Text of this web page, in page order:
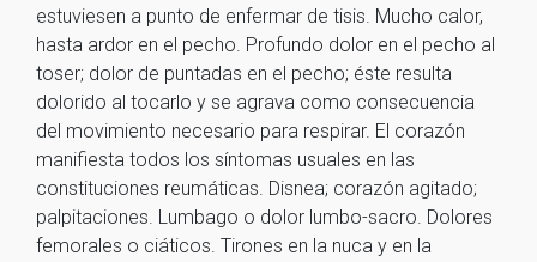
estuviesen a punto de enfermar de tisis. Mucho calor,
hasta ardor en el pecho. Profundo dolor en el pecho al
toser; dolor de puntadas en el pecho; éste resulta
dolorido al tocarlo y se agrava como consecuencia
del movimiento necesario para respirar. El corazón
manifiesta todos los síntomas usuales en las
constituciones reumáticas. Disnea; corazón agitado;
palpitaciones. Lumbago o dolor lumbo-sacro. Dolores
femorales o ciáticos. Tirones en la nuca y en la